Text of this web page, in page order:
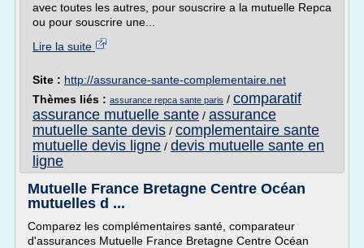
avec toutes les autres, pour souscrire a la mutuelle Repca
ou pour souscrire une...
Lire la suite
Site : http://assurance-sante-complementaire.net
Thèmes liés : assurance repca sante paris / comparatif
assurance mutuelle sante / assurance
mutuelle sante devis / complementaire sante
mutuelle devis ligne / devis mutuelle sante en
ligne
Mutuelle France Bretagne Centre Océan
mutuelles d ...
Comparez les complémentaires santé, comparateur
d'assurances Mutuelle France Bretagne Centre Océan